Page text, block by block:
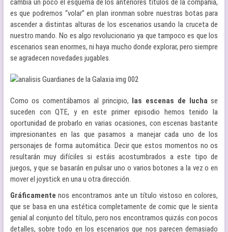
cambia un poco el esquema de los anteriores títulos de la compañía,
es que podremos “volar” en plan ironman sobre nuestras botas para
ascender a distintas alturas de los escenarios usando la cruceta de
nuestro mando. No es algo revolucionario ya que tampoco es que los
escenarios sean enormes, ni haya mucho donde explorar, pero siempre
se agradecen novedades jugables.
Como os comentábamos al principio, las escenas de luchase
suceden con QTE, y en este primer episodio hemos tenido la
oportunidad de probarlo en varias ocasiones, con escenas bastante
impresionantes en las que pasamos a manejar cada uno de los
personajes de forma automática. Decir que estos momentos no os
resultarán muy difíciles si estáis acostumbrados a este tipo de
juegos, y que se basarán en pulsar uno o varios botones a la vez o en
mover el joystick en una u otra dirección.
Gráficamente nos encontramos ante un título vistoso en colores,
que se basa en una estética completamente de comic que le sienta
genial al conjunto del título, pero nos encontramos quizás con pocos
detalles, sobre todo en los escenarios que nos parecen demasiado